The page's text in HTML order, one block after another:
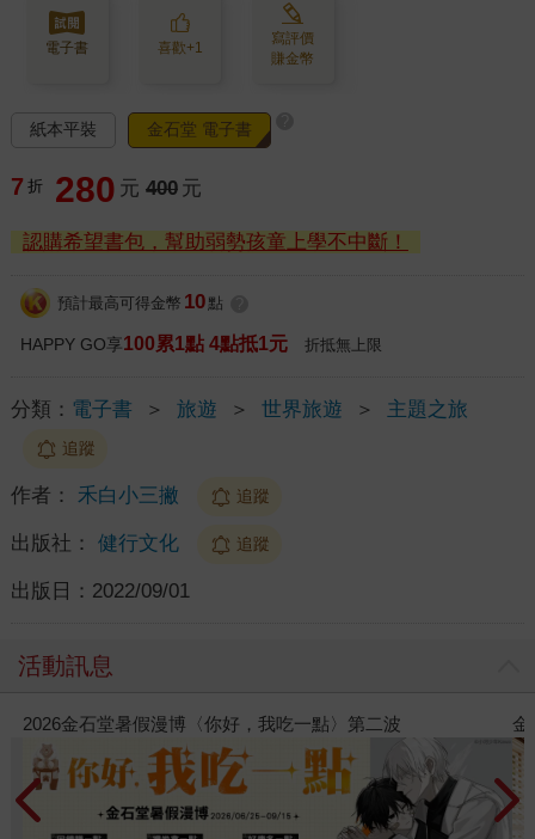
電子書 喜歡+1
寫評價
賺金幣
紙本平裝 金石堂 電子書
7 折 280 元 400 元
認購希望書包，幫助弱勢孩童上學不中斷！
預計最高可得金幣 10 點
HAPPY GO享100累1點 4點抵1元 折抵無上限
分類： 電子書 ＞ 旅遊 ＞ 世界旅遊 ＞ 主題之旅
追蹤
作者： 禾白小三撇 追蹤
出版社： 健行文化 追蹤
出版日： 2022/09/01
活動訊息
金石堂2026海外優惠：電子書